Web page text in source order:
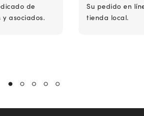
de
asociados.
Su pedido en
tienda local.